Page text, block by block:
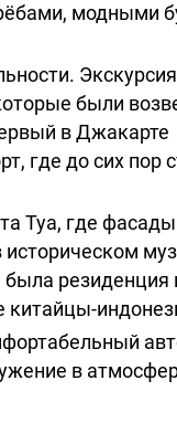
модными
были
в Джакарте
где до сих пор
Туа, где
резиденция
китайцы-
в